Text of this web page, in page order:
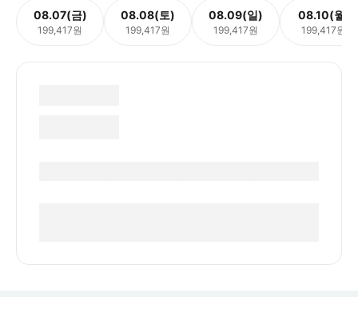
08.07(금)
199,417원
08.08(토)
199,417원
08.09(일)
199,417원
08.10(월)
199,417원